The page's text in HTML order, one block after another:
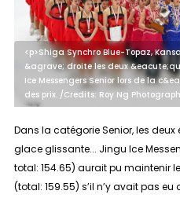
<p>Shiga Synchro Blue-Topaz,
&agrave; droite les deux
Ice Messengers Senior lors de la
des prix. /Credits: Roy Ng
Dans la catégorieSenior, les deux
glace glissante... Jingu Ice
total: 154.65) aurait pu maintenir
(total: 159.55) s’il n’y avait pas